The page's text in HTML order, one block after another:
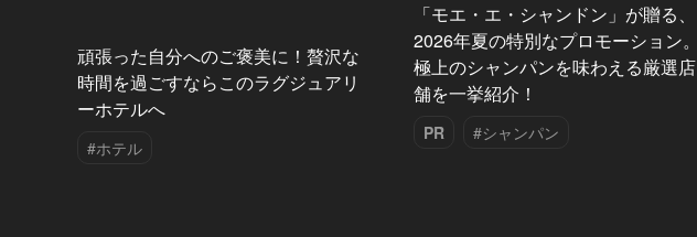
頑張った自分へのご褒美に！贅沢な
時間を過ごすならこのラグジュアリ
ーホテルへ
#ホテル
「モエ・エ・シャンドン」が贈る、
2026年夏の特別なプロモーション。
極上のシャンパンを味わえる厳選店
舗を一挙紹介！
PR #シャンパン